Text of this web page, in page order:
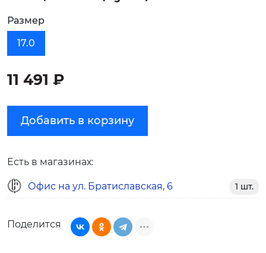
Размер
17.0
11 491 ₽
Добавить в корзину
Есть в магазинах:
Офис на ул. Братиславская, 6 1 шт.
Поделится